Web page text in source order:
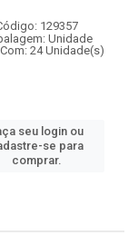
129357
Unidade
24 Unidade(s)
seu login ou
se para
comprar.